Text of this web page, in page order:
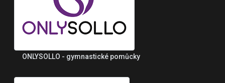
ONLYSOLLO - gymnastické pomůcky